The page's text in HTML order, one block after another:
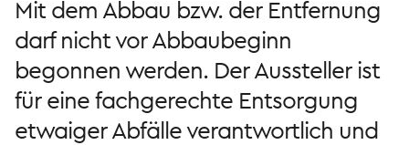
Mit dem Abbau bzw. der Entfernung
darf nicht vor Abbaubeginn
begonnen werden. Der Aussteller ist
für eine fachgerechte Entsorgung
etwaiger Abfälle verantwortlich und